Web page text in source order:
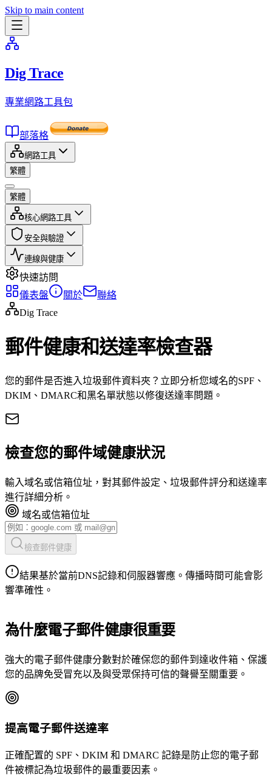
Skip to main content
Dig Trace
專業網路工具包
部落格
網路工具
繁體
繁體
核心網路工具
安全與驗證
連線與健康
快速訪問
儀表盤
關於
聯絡
Dig Trace
郵件健康和送達率檢查器
您的郵件是否進入垃圾郵件資料夾？立即分析您域名的SPF、
DKIM、DMARC和黑名單狀態以修復送達率問題。
檢查您的郵件域健康狀況
輸入域名或信箱位址，對其郵件設定、垃圾郵件評分和送達率
進行詳細分析。
域名或信箱位址
檢查郵件健康
結果基於當前DNS記錄和伺服器響應。傳播時間可能會影
響準確性。
為什麼電子郵件健康很重要
強大的電子郵件健康分數對於確保您的郵件到達收件箱、保護
您的品牌免受冒充以及與受眾保持可信的聲譽至關重要。
提高電子郵件送達率
正確配置的 SPF、DKIM 和 DMARC 記錄是防止您的電子郵
件被標記為垃圾郵件的最重要因素。